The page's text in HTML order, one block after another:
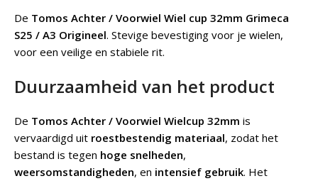
De Tomos Achter / Voorwiel Wiel cup 32mm Grimeca
S25 / A3 Origineel. Stevige bevestiging voor je wielen,
voor een veilige en stabiele rit.
Duurzaamheid van het product
De Tomos Achter / Voorwiel Wielcup 32mm is
vervaardigd uit roestbestendig materiaal, zodat het
bestand is tegen hoge snelheden,
weersomstandigheden, en intensief gebruik. Het